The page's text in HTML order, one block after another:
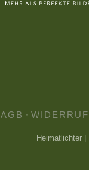
AGB ·
Heimatlichter